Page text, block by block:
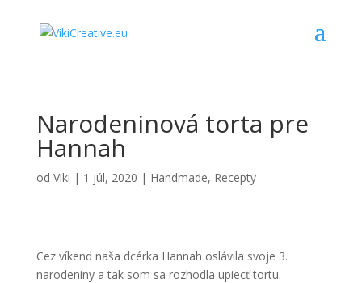
Narodeninová torta pre
Hannah
od Viki | 1 júl, 2020 | Handmade, Recepty
Cez víkend naša dcérka Hannah oslávila svoje 3.
narodeniny a tak som sa rozhodla upiecť tortu.